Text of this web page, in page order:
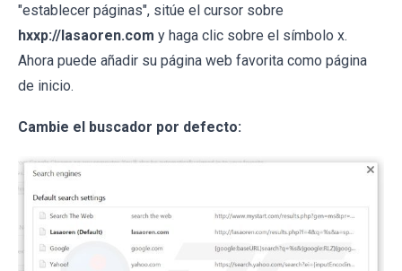
"establecer páginas", sitúe el cursor sobre
hxxp://lasaoren.com y haga clic sobre el símbolo x.
Ahora puede añadir su página web favorita como página
de inicio.
Cambie el buscador por defecto: